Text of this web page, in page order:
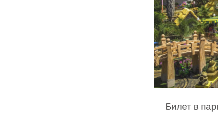
Билет в парк